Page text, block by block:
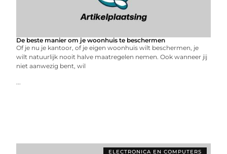
De beste manier om je woonhuis te beschermen
Of je nu je kantoor, of je eigen woonhuis wilt beschermen, je
wilt natuurlijk nooit halve maatregelen nemen. Ook wanneer jij
niet aanwezig bent, wil
...
ELECTRONICA EN COMPUTERS